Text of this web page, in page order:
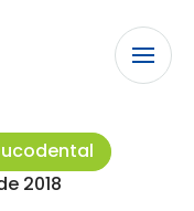
2018